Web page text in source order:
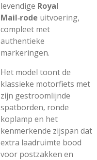
levendige Royal
Mail‑rode uitvoering,
compleet met
authentieke
markeringen.
Het model toont de
klassieke motorfiets met
zijn gestroomlijnde
spatborden, ronde
koplamp en het
kenmerkende zijspan dat
extra laadruimte bood
voor postzakken en